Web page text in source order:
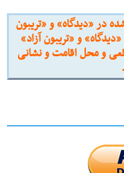
در «دیدگاه» و «تریبون
و «تریبون آزاد»
و محل اقامت و نشانی